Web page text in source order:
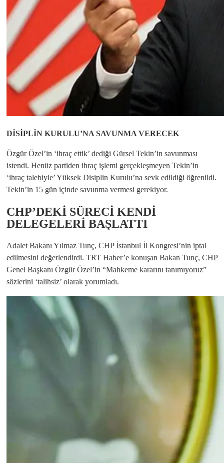
DİSİPLİN KURULU’NA SAVUNMA VERECEK
Özgür Özel’in ‘ihraç ettik’ dediği Gürsel Tekin’in savunması
istendi. Henüz partiden ihraç işlemi gerçekleşmeyen Tekin’in
‘ihraç talebiyle’ Yüksek Disiplin Kurulu’na sevk edildiği öğrenildi.
Tekin’in 15 gün içinde savunma vermesi gerekiyor.
CHP’DEKİ SÜRECİ KENDİ
DELEGELERİ BAŞLATTI
Adalet Bakanı Yılmaz Tunç, CHP İstanbul İl Kongresi’nin iptal
edilmesini değerlendirdi. TRT Haber’e konuşan Bakan Tunç, CHP
Genel Başkanı Özgür Özel’in “Mahkeme kararını tanımıyoruz”
sözlerini ‘talihsiz’ olarak yorumladı.